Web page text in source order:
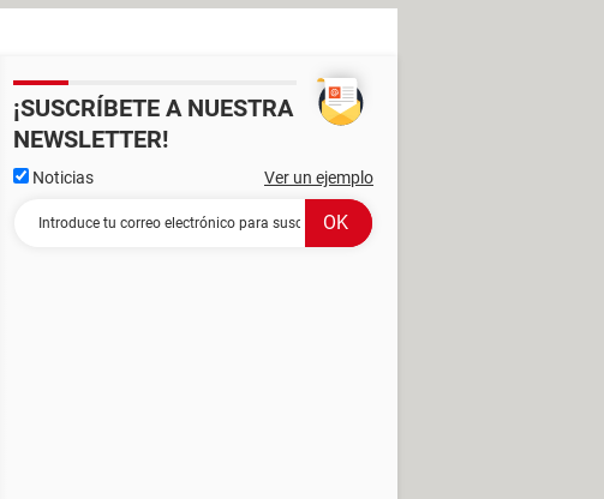
¡SUSCRÍBETE A NUESTRA
NEWSLETTER!
Noticias Ver un ejemplo